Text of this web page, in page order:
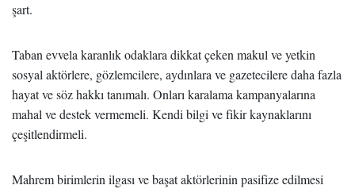
şart.
Taban evvela karanlık odaklara dikkat çeken makul ve yetkin
sosyal aktörlere, gözlemcilere, aydınlara ve gazetecilere daha fazla
hayat ve söz hakkı tanımalı. Onları karalama kampanyalarına
mahal ve destek vermemeli. Kendi bilgi ve fikir kaynaklarını
çeşitlendirmeli.
Mahrem birimlerin ilgası ve başat aktörlerinin pasifize edilmesi